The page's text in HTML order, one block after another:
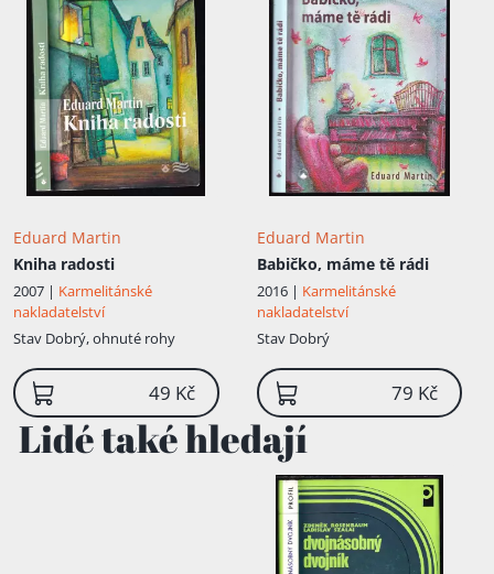
Eduard Martin
Kniha radosti
2007 | Karmelitánské
nakladatelství
Stav Dobrý, ohnuté rohy
49 Kč
Eduard Martin
Babičko, máme tě rádi
2016 | Karmelitánské
nakladatelství
Stav Dobrý
79 Kč
Lidé také hledají